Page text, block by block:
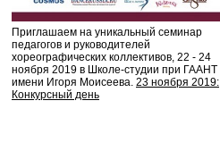
Приглашаем на уникальный семинар
педагогов и руководителей
хореографических коллективов, 22 - 24
ноября 2019 в Школе-студии при ГААНТ
имени Игоря Моисеева. 23 ноября 2019:
Конкурсный день